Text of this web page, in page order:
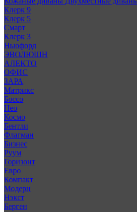
Клерк 9
Клерк 5
Смарт
Клерк 3
Ньюфорд
ЭВОЛЮШН
АЛЕКТО
ОФИС
ЗАРА
Матрикс
Боссо
Нео
Космо
Бентли
Флагман
Бизнес
Руум
Горизонт
Евро
Компакт
Модерн
Нэкст
Берген